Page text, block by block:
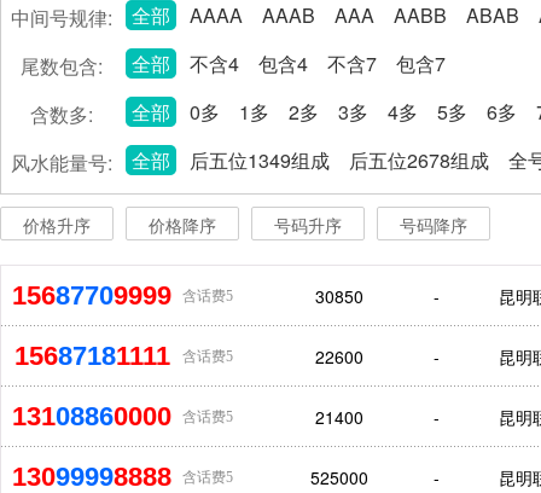
中间号规律:
全部 AAAA AAAB AAA AABB ABAB
尾数包含:
全部 不含4 包含4 不含7
包含7
含数多:
全部 0多 1多 2多 3多 4多 5多 6多
风水能量号:
全部 后五位1349组成 后五位2678组成 全
价格升序 价格降序 号码升序 号码降序
15687709999 含话费5 30850 - 昆明
15687181111 含话费5 22600 - 昆明
13108860000 含话费5 21400 - 昆明
13099998888 含话费5 525000 - 昆明